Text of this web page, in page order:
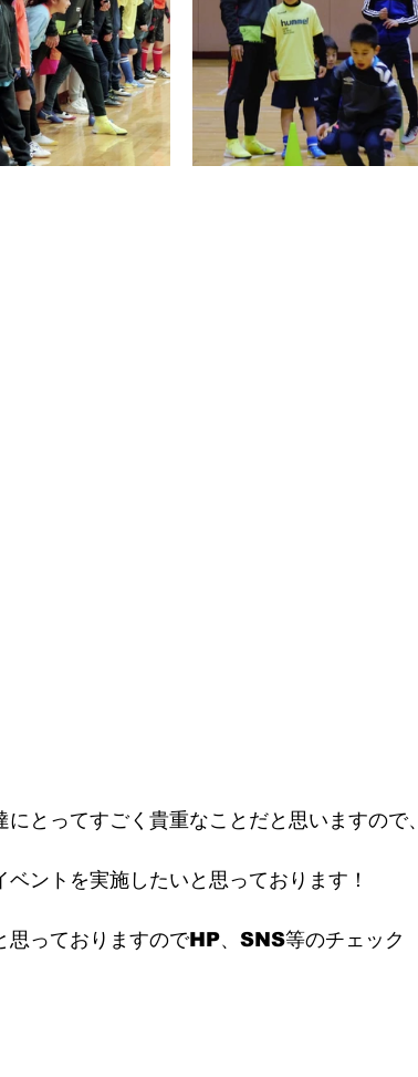
とってすごく貴重なことだと思いますので、
ントを実施したいと思っております！
っておりますのでHP、SNS等のチェック